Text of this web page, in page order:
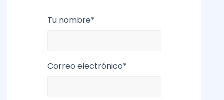
Tu nombre*
Correo electrónico*